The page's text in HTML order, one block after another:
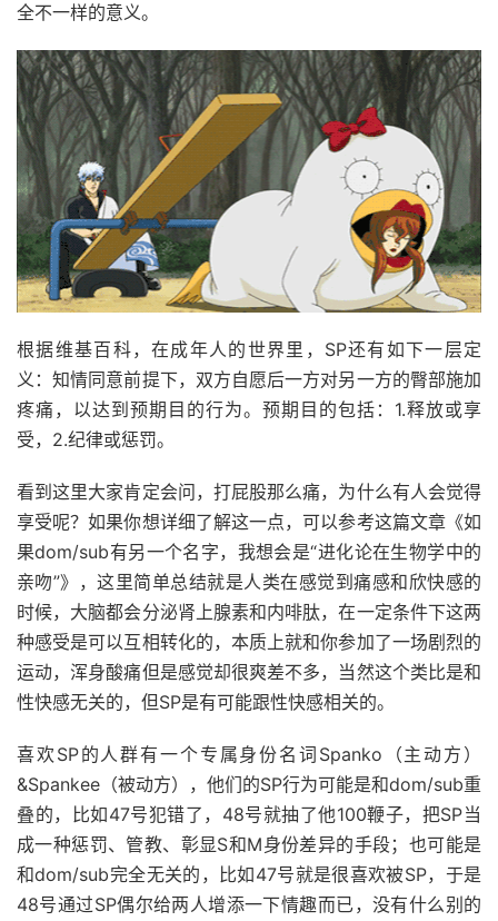
全不一样的意义。
根据维基百科，在成年人的世界里，SP还有如下一层定
义：知情同意前提下，双方自愿后一方对另一方的臀部施加
疼痛，以达到预期目的行为。预期目的包括：1.释放或享
受，2.纪律或惩罚。
看到这里大家肯定会问，打屁股那么痛，为什么有人会觉得
享受呢？如果你想详细了解这一点，可以参考这篇文章《如
果dom/sub有另一个名字，我想会是“进化论在生物学中的
亲吻”》，这里简单总结就是人类在感觉到痛感和欣快感的
时候，大脑都会分泌肾上腺素和内啡肽，在一定条件下这两
种感受是可以互相转化的，本质上就和你参加了一场剧烈的
运动，浑身酸痛但是感觉却很爽差不多，当然这个类比是和
性快感无关的，但SP是有可能跟性快感相关的。
喜欢SP的人群有一个专属身份名词Spanko（主动方）
&Spankee（被动方），他们的SP行为可能是和dom/sub重
叠的，比如47号犯错了，48号就抽了他100鞭子，把SP当
成一种惩罚、管教、彰显S和M身份差异的手段；也可能是
和dom/sub完全无关的，比如47号就是很喜欢被SP，于是
48号通过SP偶尔给两人增添一下情趣而已，没有什么别的